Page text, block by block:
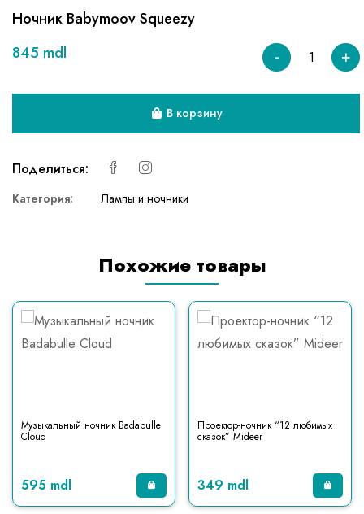
Ночник Babymoov Squeezy
845 mdl
- +
В корзину
Поделиться:
Категория: Лампы и ночники
Похожие товары
Музыкальный ночник Badabulle
Cloud
595 mdl
Проектор-ночник “12 любимых
сказок” Mideer
349 mdl